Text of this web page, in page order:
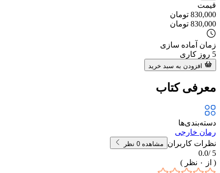
قیمت
830,000 تومان
830,000 تومان
زمان آماده سازی
5 روز کاری
افزودن به سبد خرید
معرفی کتاب
دسته‌بندی‌ها
رمان خارجی
نظرات کاربران
مشاهده 0 نظر
5 /
0.0
( از
۰ نظر )